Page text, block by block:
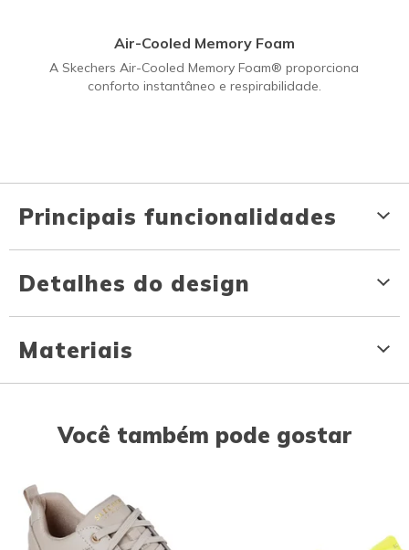
Air-Cooled Memory Foam
A Skechers Air-Cooled Memory Foam® proporciona
conforto instantâneo e respirabilidade.
Principais funcionalidades
Detalhes do design
Materiais
Você também pode gostar